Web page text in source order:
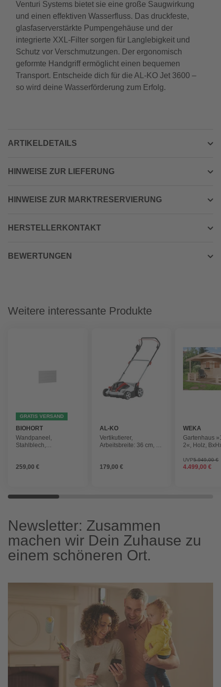
Venturi Systems bietet sie eine große Saugwirkung
und einen effektiven Wasserfluss. Das druckfeste,
glasfaserverstärkte Pumpengehäuse und der
integrierte XXL-Filter sorgen für Langlebigkeit und
Schutz vor Verschmutzungen. Der ergonomisch
geformte Handgriff ermöglicht einen bequemen
Transport. Entscheide dich für die AL-KO Jet 3600 –
so wird deine Wasserförderung zum Erfolg.
ARTIKELDETAILS
HINWEISE ZUR LIEFERUNG
HINWEISE ZUR MARKTRESERVIERUNG
HERSTELLERKONTAKT
BEWERTUNGEN
Weitere interessante Produkte
GRATIS VERSAND
BIOHORT
Wandpaneel,
Stahlblech,
259,00 €
AL-KO
Vertikutierer,
Arbeitsbreite: 36 cm, 40
179,00 €
WEKA
Gartenhaus
2«, Holz,
(Außenmaße
UVP5.949,00 €
4.499,00 €
Newsletter: Zusammen
machen wir Dein Zuhause zu
einem schöneren Ort.